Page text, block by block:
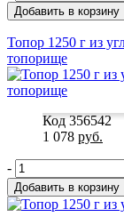
Добавить в корзину
Топор 1250 г из
топорище
Код 356542
1 078 руб.
-
Добавить в корзину